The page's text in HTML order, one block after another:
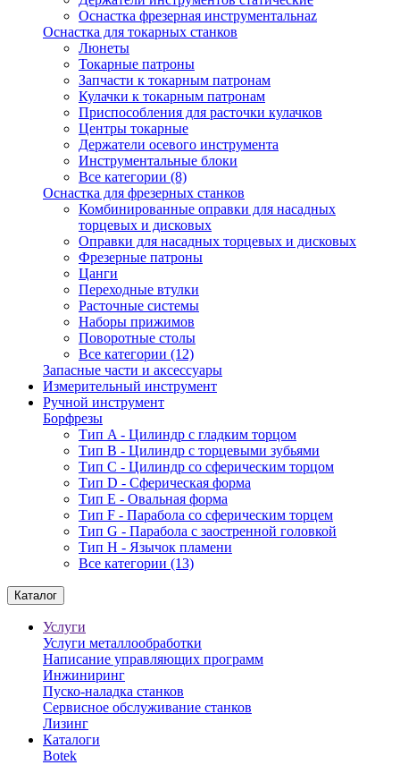
Оснастка фрезерная инструментальнаz
Оснастка для токарных станков
Люнеты
Токарные патроны
Запчасти к токарным патронам
Кулачки к токарным патронам
Приспособления для расточки кулачков
Центры токарные
Держатели осевого инструмента
Инструментальные блоки
Все категории (8)
Оснастка для фрезерных станков
Комбинированные оправки для насадных
торцевых и дисковых
Оправки для насадных торцевых и дисковых
Фрезерные патроны
Цанги
Переходные втулки
Расточные системы
Наборы прижимов
Поворотные столы
Все категории (12)
Запасные части и аксессуары
Измерительный инструмент
Ручной инструмент
Борфрезы
Тип A - Цилиндр с гладким торцом
Тип В - Цилиндр с торцевыми зубьями
Тип С - Цилиндр со сферическим торцом
Тип D - Сферическая форма
Тип Е - Овальная форма
Тип F - Парабола со сферическим торцем
Тип G - Парабола с заостренной головкой
Тип H - Язычок пламени
Все категории (13)
Каталог
Услуги
Услуги металлообработки
Написание управляющих программ
Инжиниринг
Пуско-наладка станков
Сервисное обслуживание станков
Лизинг
Каталоги
Botek